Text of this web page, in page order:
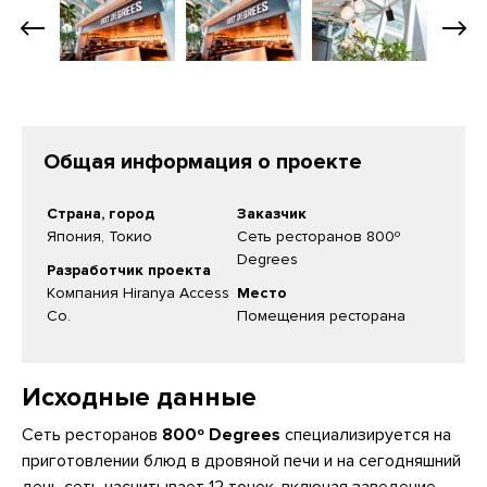
Общая информация о проекте
Страна, город
Япония, Токио
Разработчик проекта
Компания Hiranya Access
Co.
Заказчик
Сеть ресторанов 800º
Degrees
Место
Помещения ресторана
Исходные данные
Сеть ресторанов 800º Degrees специализируется на
приготовлении блюд в дровяной печи и на сегодняшний